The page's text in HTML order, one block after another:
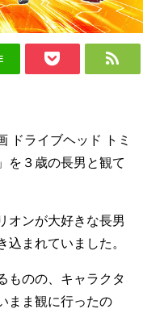
ドライブヘッド トミ
を３歳の長男と観て
オンが大好きな長男
込まれていました。
ものの、キャラクタ
まま観に行ったの